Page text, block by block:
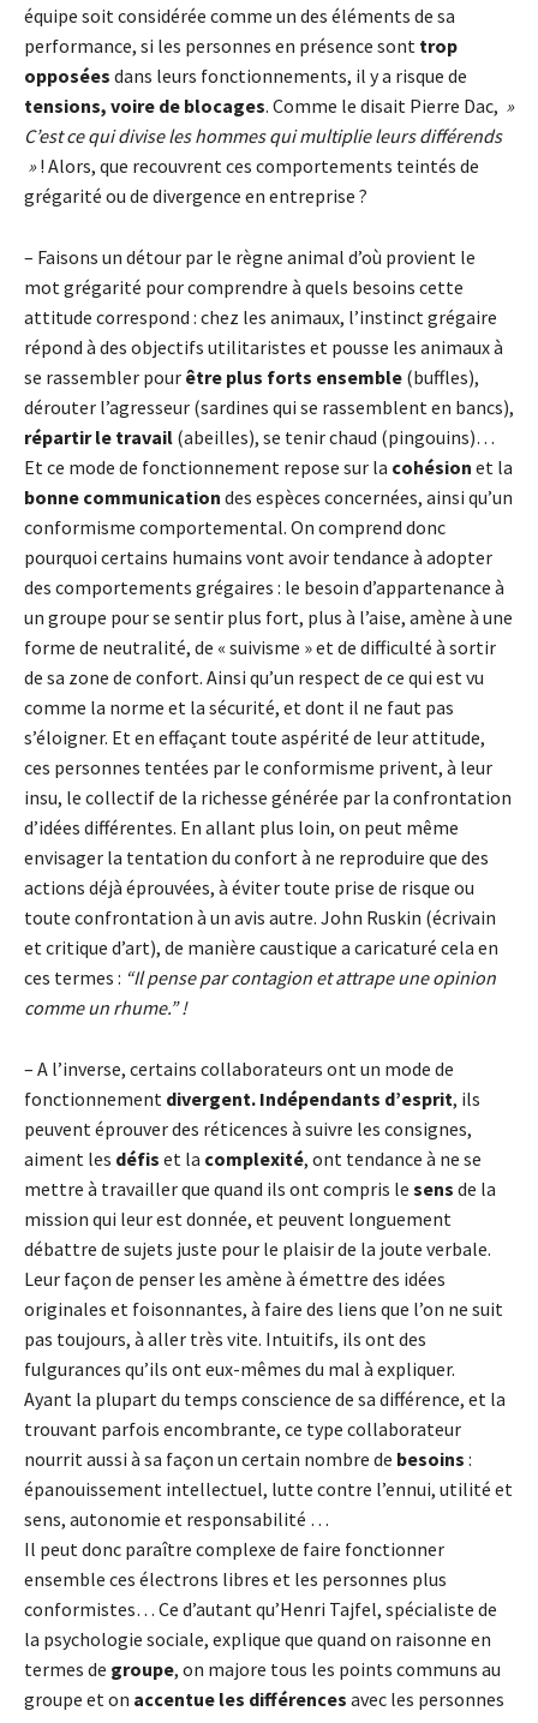
équipe soit considérée comme un des éléments de sa
performance, si les personnes en présence sont trop
opposées dans leurs fonctionnements, il y a risque de
tensions, voire de blocages. Comme le disait Pierre Dac, »
C’est ce qui divise les hommes qui multiplie leurs différends
»! Alors, que recouvrent ces comportements teintés de
grégarité ou de divergence en entreprise ?
– Faisons un détour par le règne animal d’où provient le
mot grégarité pour comprendre à quels besoins cette
attitude correspond : chez les animaux, l’instinct grégaire
répond à des objectifs utilitaristes et pousse les animaux à
se rassembler pour être plus forts ensemble (buffles),
dérouter l’agresseur (sardines qui se rassemblent en bancs),
répartir le travail (abeilles), se tenir chaud (pingouins)…
Et ce mode de fonctionnement repose sur la cohésion et la
bonne communication des espèces concernées, ainsi qu’un
conformisme comportemental. On comprend donc
pourquoi certains humains vont avoir tendance à adopter
des comportements grégaires : le besoin d’appartenance à
un groupe pour se sentir plus fort, plus à l’aise, amène à une
forme de neutralité, de « suivisme » et de difficulté à sortir
de sa zone de confort. Ainsi qu’un respect de ce qui est vu
comme la norme et la sécurité, et dont il ne faut pas
s’éloigner. Et en effaçant toute aspérité de leur attitude,
ces personnes tentées par le conformisme privent, à leur
insu, le collectif de la richesse générée par la confrontation
d’idées différentes. En allant plus loin, on peut même
envisager la tentation du confort à ne reproduire que des
actions déjà éprouvées, à éviter toute prise de risque ou
toute confrontation à un avis autre. John Ruskin (écrivain
et critique d’art), de manière caustique a caricaturé cela en
ces termes : “Il pense par contagion et attrape une opinion
comme un rhume.” !
– A l’inverse, certains collaborateurs ont un mode de
fonctionnement divergent. Indépendants d’esprit, ils
peuvent éprouver des réticences à suivre les consignes,
aiment les défis et la complexité, ont tendance à ne se
mettre à travailler que quand ils ont compris le sens de la
mission qui leur est donnée, et peuvent longuement
débattre de sujets juste pour le plaisir de la joute verbale.
Leur façon de penser les amène à émettre des idées
originales et foisonnantes, à faire des liens que l’on ne suit
pas toujours, à aller très vite. Intuitifs, ils ont des
fulgurances qu’ils ont eux-mêmes du mal à expliquer.
Ayant la plupart du temps conscience de sa différence, et la
trouvant parfois encombrante, ce type collaborateur
nourrit aussi à sa façon un certain nombre de besoins :
épanouissement intellectuel, lutte contre l’ennui, utilité et
sens, autonomie et responsabilité …
Il peut donc paraître complexe de faire fonctionner
ensemble ces électrons libres et les personnes plus
conformistes… Ce d’autant qu’Henri Tajfel, spécialiste de
la psychologie sociale, explique que quand on raisonne en
termes de groupe, on majore tous les points communs au
groupe et on accentue les différences avec les personnes